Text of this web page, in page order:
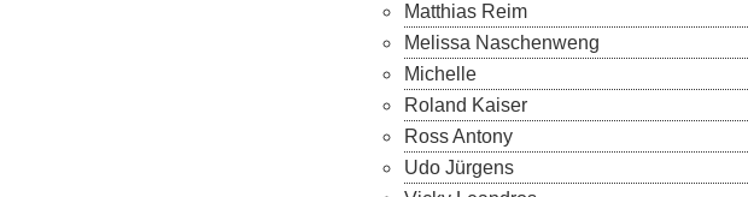
Matthias Reim
Melissa Naschenweng
Michelle
Roland Kaiser
Ross Antony
Udo Jürgens